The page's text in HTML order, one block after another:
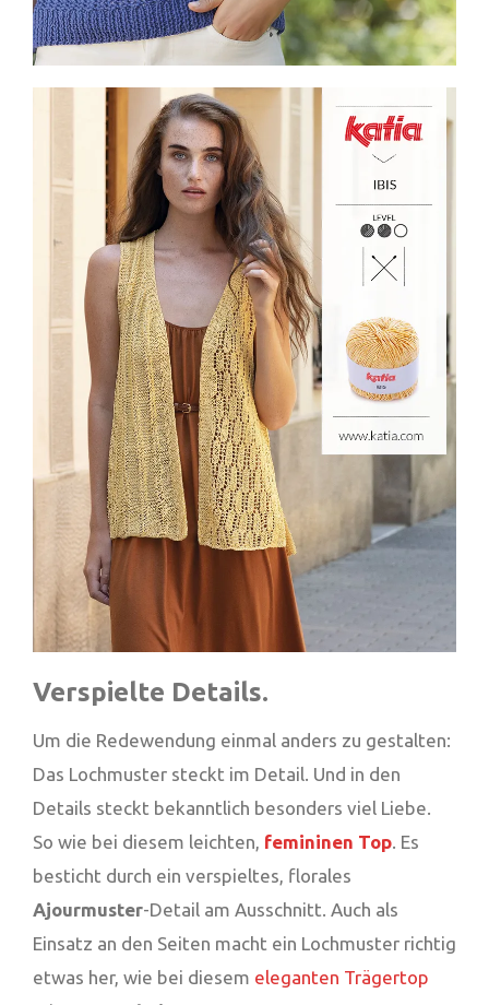
Verspielte Details.
Um die Redewendung einmal anders zu gestalten:
Das Lochmuster steckt im Detail. Und in den
Details steckt bekanntlich besonders viel Liebe.
So wie bei diesem leichten, femininen Top. Es
besticht durch ein verspieltes, florales
Ajourmuster-Detail am Ausschnitt. Auch als
Einsatz an den Seiten macht ein Lochmuster richtig
etwas her, wie bei diesem eleganten Trägertop